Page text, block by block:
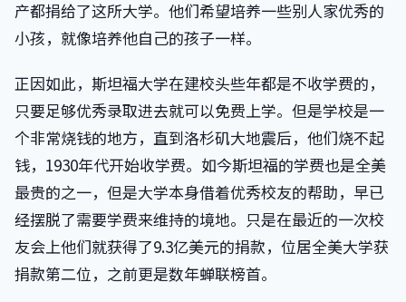
产都捐给了这所大学。他们希望培养一些别人家优秀的
小孩，就像培养他自己的孩子一样。
正因如此，斯坦福大学在建校头些年都是不收学费的，
只要足够优秀录取进去就可以免费上学。但是学校是一
个非常烧钱的地方，直到洛杉矶大地震后，他们烧不起
钱，1930年代开始收学费。如今斯坦福的学费也是全美
最贵的之一，但是大学本身借着优秀校友的帮助，早已
经摆脱了需要学费来维持的境地。只是在最近的一次校
友会上他们就获得了9.3亿美元的捐款，位居全美大学获
捐款第二位，之前更是数年蝉联榜首。